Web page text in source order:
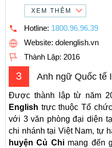
XEM THÊM
Hotline: 1800.96.96.39
Website: dolenglish.vn
Thành Lập: 2016
3 Anh ngữ Quốc tế
Được thành lập từ năm
English trực thuộc Tổ
với 3 văn phòng đại diện
chi nhánh tại Việt Nam, tự
huyện Củ Chimang đến